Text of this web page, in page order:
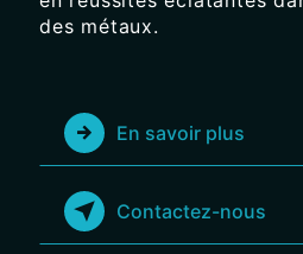
des métaux.
En savoir plus
Contactez-nous